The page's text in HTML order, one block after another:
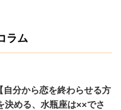
ラム
自分から恋を終わらせる方
決める、水瓶座は××でさ